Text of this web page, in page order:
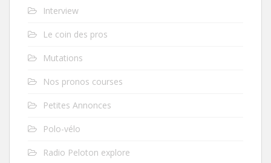
Interview
Le coin des pros
Mutations
Nos pronos courses
Petites Annonces
Polo-vélo
Radio Peloton explore